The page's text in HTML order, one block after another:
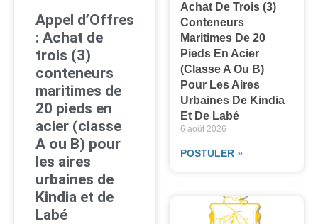
Appel d’Offres
: Achat de
trois (3)
conteneurs
maritimes de
20 pieds en
acier (classe
A ou B) pour
les aires
urbaines de
Kindia et de
Labé
Achat De Trois (3)
Conteneurs
Maritimes De 20
Pieds En Acier
(classe A Ou B)
Pour Les Aires
Urbaines De Kindia
Et De Labé
6 août 2026
POSTULER »